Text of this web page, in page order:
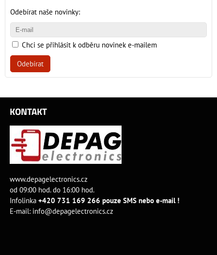
Odebírat naše novinky:
Chci se přihlásit k odběru novinek e-mailem
Odebírat
KONTAKT
www.depagelectronics.cz
od 09:00 hod. do 16:00 hod.
Infolinka +420 731 169 266 pouze SMS nebo e-mail !
E-mail: info@depagelectronics.cz